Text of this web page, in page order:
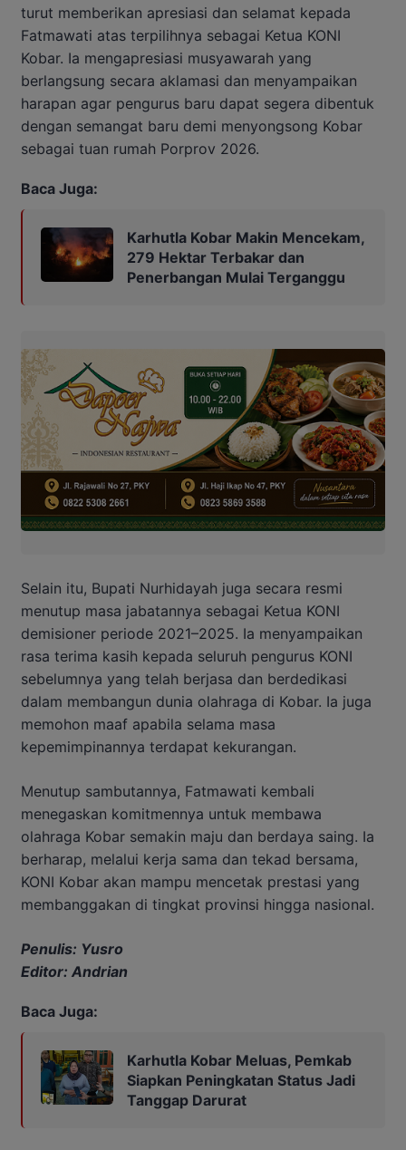
turut memberikan apresiasi dan selamat kepada
Fatmawati atas terpilihnya sebagai Ketua KONI
Kobar. Ia mengapresiasi musyawarah yang
berlangsung secara aklamasi dan menyampaikan
harapan agar pengurus baru dapat segera dibentuk
dengan semangat baru demi menyongsong Kobar
sebagai tuan rumah Porprov 2026.
Baca Juga:
Karhutla Kobar Makin Mencekam,
279 Hektar Terbakar dan
Penerbangan Mulai Terganggu
Selain itu, Bupati Nurhidayah juga secara resmi
menutup masa jabatannya sebagai Ketua KONI
demisioner periode 2021–2025. Ia menyampaikan
rasa terima kasih kepada seluruh pengurus KONI
sebelumnya yang telah berjasa dan berdedikasi
dalam membangun dunia olahraga di Kobar. Ia juga
memohon maaf apabila selama masa
kepemimpinannya terdapat kekurangan.
Menutup sambutannya, Fatmawati kembali
menegaskan komitmennya untuk membawa
olahraga Kobar semakin maju dan berdaya saing. Ia
berharap, melalui kerja sama dan tekad bersama,
KONI Kobar akan mampu mencetak prestasi yang
membanggakan di tingkat provinsi hingga nasional.
Penulis: Yusro
Editor: Andrian
Baca Juga:
Karhutla Kobar Meluas, Pemkab
Siapkan Peningkatan Status Jadi
Tanggap Darurat